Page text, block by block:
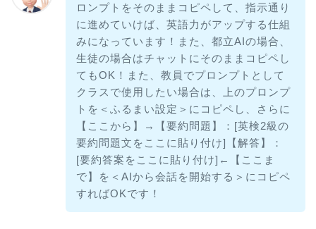
ロンプトをそのままコピペして、指示通り
に進めていけば、英語力がアップする仕組
みになっています！また、都立AIの場合、
生徒の場合はチャットにそのままコピペし
てもOK！また、教員でプロンプトとして
クラスで使用したい場合は、上のプロンプ
トを＜ふるまい設定＞にコピペし、さらに
【ここから】→【要約問題】：[英検2級の
要約問題文をここに貼り付け]【解答】：
[要約答案をここに貼り付け]←【ここま
で】を＜AIから会話を開始する＞にコピペ
すればOKです！